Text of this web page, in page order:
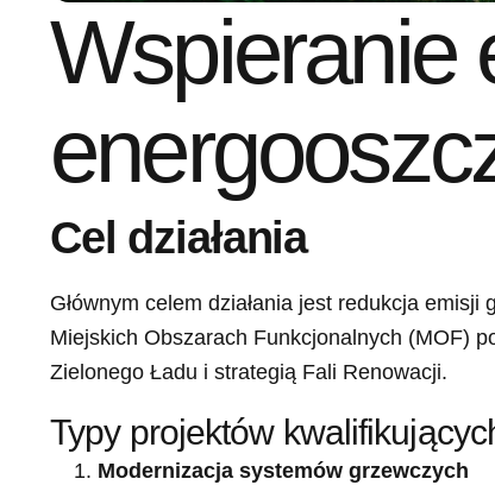
Wspieranie
Cel działania
Głównym celem działania jest redukcja
Miejskich Obszarach Funkcjonalnych (MOF)
Zielonego Ładu i strategią Fali Renowacji.
Typy projektów
Modernizacja systemów grzewczych